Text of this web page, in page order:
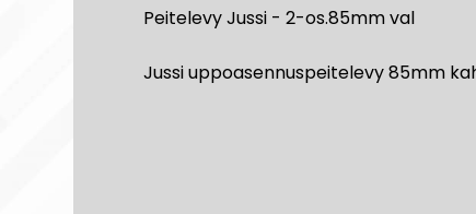
Peitelevy Jussi - 2-os.85mm val
Jussi uppoasennuspeitelevy 85mm